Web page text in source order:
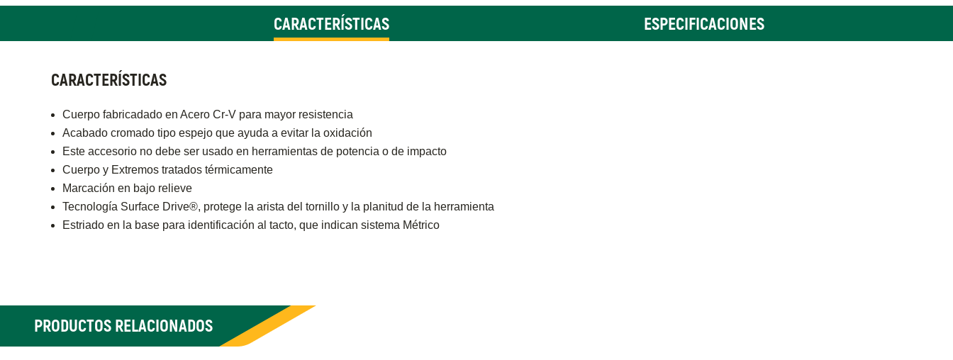
CARACTERÍSTICAS ESPECIFICACIONES
CARACTERÍSTICAS
Cuerpo fabricadado en Acero Cr-V para mayor resistencia
Acabado cromado tipo espejo que ayuda a evitar la oxidación
Este accesorio no debe ser usado en herramientas de potencia o de impacto
Cuerpo y Extremos tratados térmicamente
Marcación en bajo relieve
Tecnología Surface Drive®, protege la arista del tornillo y la planitud de la herramienta
Estriado en la base para identificación al tacto, que indican sistema Métrico
PRODUCTOS RELACIONADOS